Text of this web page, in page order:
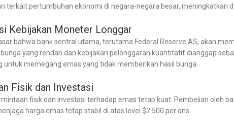
terkait pertumbuhan ekonomi di negara-negara besar, meningkatkan
Kebijakan Moneter Longgar
bahwa bank sentral utama, terutama Federal Reserve AS, akan
yang rendah dan kebijakan pelonggaran kuantitatif dianggap
untuk memegang emas yang tidak memberikan hasil bunga.
Fisik dan Investasi
fisik dan investasi terhadap emas tetap kuat. Pembelian oleh
harga emas tetap stabil di atas level $2.500 per ons.